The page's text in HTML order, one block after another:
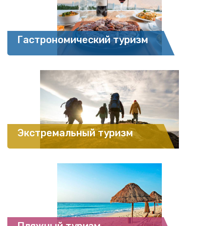
Гастрономический туризм
Экстремальный туризм